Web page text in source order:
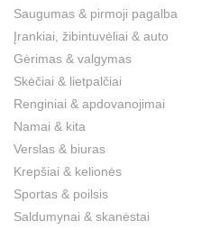
Saugumas & pirmoji pagalba
Įrankiai, žibintuvėliai & auto
Gėrimas & valgymas
Skėčiai & lietpalčiai
Renginiai & apdovanojimai
Namai & kita
Verslas & biuras
Krepšiai & kelionės
Sportas & poilsis
Saldumynai & skanėstai